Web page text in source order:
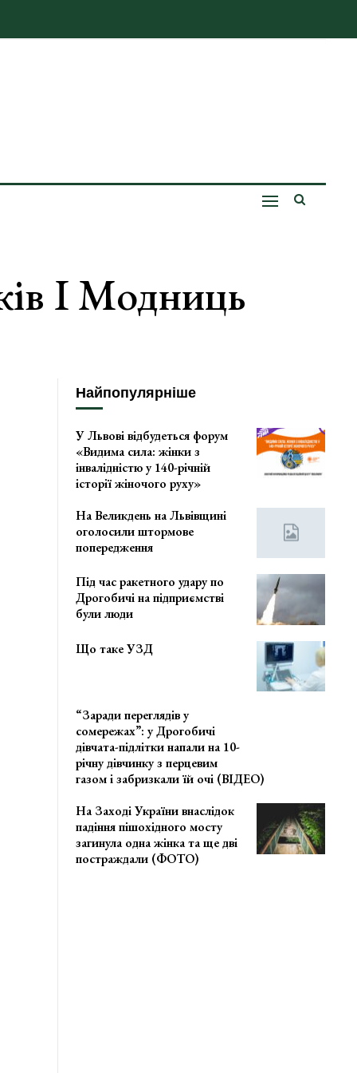
І Модниць
Найпопулярніше
У Львові відбудеться форум
«Видима сила: жінки з
інвалідністю у 140-річній
історії жіночого руху»
На Великдень на Львівщині
оголосили штормове
попередження
Під час ракетного удару по
Дрогобичі на підприємстві
були люди
Що таке УЗД
“Заради переглядів у
сомережах”: у Дрогобичі
дівчата-підлітки напали на 10-
річну дівчинку з перцевим
газом і забризкали їй очі (ВІДЕО)
На Заході України внаслідок
падіння пішохідного мосту
загинула одна жінка та ще дві
постраждали (ФОТО)